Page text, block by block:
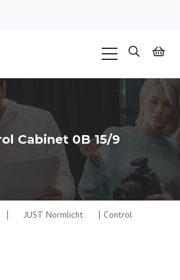
Cabinet 0B 15/9
| JUST Normlicht | Control